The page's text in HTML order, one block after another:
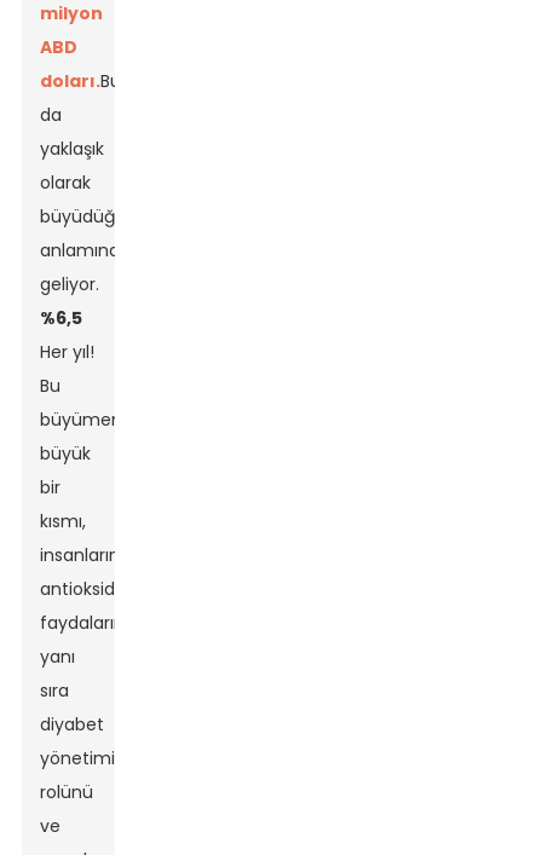
milyon
ABD
doları.Bu
da
yaklaşık
olarak
büyüdüğü
anlamına
geliyor.
%6,5
Her yıl!
Bu
büyümenin
büyük
bir
kısmı,
insanların
antioksidan
faydalarının
yanı
sıra
diyabet
yönetimindeki
rolünü
ve